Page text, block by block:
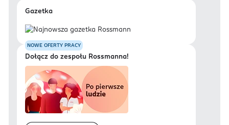
Gazetka
NOWE OFERTY PRACY
Dołącz do zespołu Rossmanna!